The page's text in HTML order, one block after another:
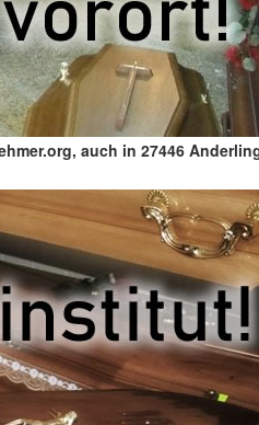
auch in 27446